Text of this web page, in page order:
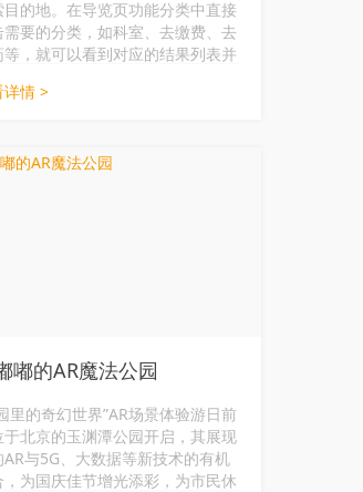
目的地。在导览页功能分类中直接
需要的分类，如科室、去缴费、去
等，就可以看到对应的结果列表并
各楼层的主要地点并导航。
详情 >
嘟的AR魔法公园
里的奇幻世界”AR场景体验游日前
于北京的玉渊潭公园开启，其展现
AR与5G、大数据等新技术的有机
，为国庆佳节增光添彩，为市民休